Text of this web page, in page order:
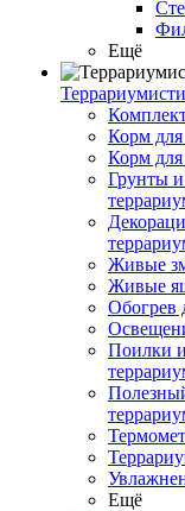
Ещё
Корм
Корм
Грунты и
Живые
Живые
Обогрев
Поилки
Ещё